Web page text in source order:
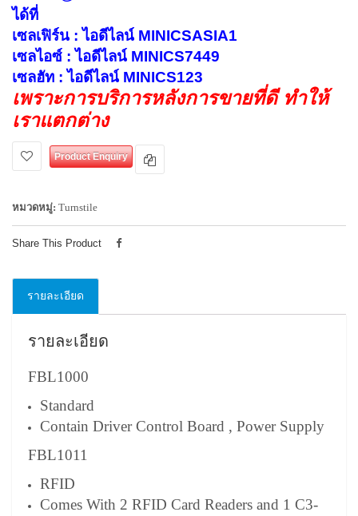
ได้ที่
เซลเฟิร์น : ไอดีไลน์ MINICSASIA1
เซลไอซ์ : ไอดีไลน์ MINICS7449
เซลฮัท : ไอดีไลน์ MINICS123
เพราะการบริการหลังการขายที่ดี ทำให้
เราแตกต่าง
Product Enquiry
หมวดหมู่: Turnstile
Share This Product
รายละเอียด
รายละเอียด
FBL1000
Standard
Contain Driver Control Board , Power Supply
FBL1011
RFID
Comes With 2 RFID Card Readers and 1 C3-